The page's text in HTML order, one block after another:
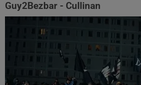
Guy2Bezbar - Cullinan